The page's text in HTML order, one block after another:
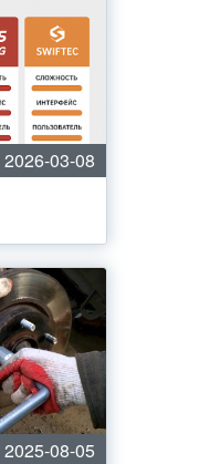
2026-03-08
2025-08-05